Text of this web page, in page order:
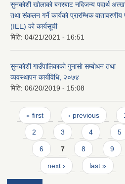
सुनकोशी खोलाको बगरबाट नदिजन्य पदार्थ
तथा संकलन गर्ने कार्यको प्रारम्भिक वातावरणीय
(IEE) को कार्यसूची
मिति: 04/21/2021 - 16:51
सुनकाेशी गाउँपालिकाकाे गुनासाे सम्बाेधन तथा
व्यवस्थापन कार्यविधि, २०७४
मिति: 06/20/2019 - 15:08
Pages
« first ‹ previous
2 3 4 5
6 7 8 9
next › last »